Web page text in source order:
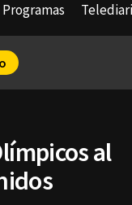
Programas
al